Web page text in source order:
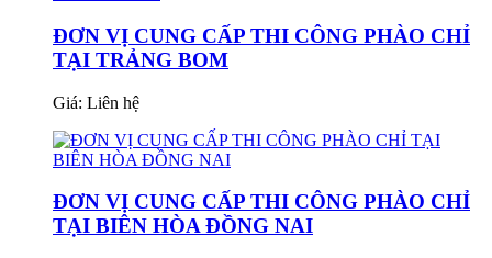
ĐƠN VỊ CUNG CẤP THI CÔNG PHÀO CHỈ
TẠI TRẢNG BOM
Giá: Liên hệ
ĐƠN VỊ CUNG CẤP THI CÔNG PHÀO CHỈ
TẠI BIÊN HÒA ĐỒNG NAI